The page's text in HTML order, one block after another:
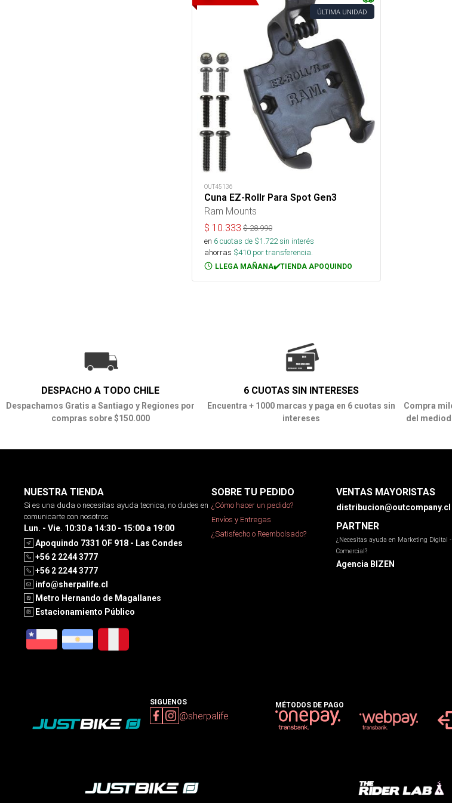
ÚLTIMA UNIDAD
OUT45136
Cuna EZ-Rollr Para Spot Gen3
Ram Mounts
$ 10.333 $28.990
en 6cuotas de $1.722sin interés
ahorras $410 por transferencia.
LLEGA MAÑANA✔️TIENDA APOQUINDO
DESPACHO A TODO CHILE
Despachamos Gratis a Santiago y Regiones por
compras sobre $150.000
6 CUOTAS SIN INTERESES
Encuentra + 1000 marcas y paga en 6 cuotas sin
intereses
Compra
del
NUESTRA TIENDA
Si es una duda o necesitas ayuda tecnica, no dudes en
comunicarte con nosotros
Lun. - Vie. 10:30 a 14:30 - 15:00 a 19:00
Apoquindo 7331 OF 918 - Las Condes
+56 2 2244 3777
+56 2 2244 3777
info@sherpalife.cl
Metro Hernando de Magallanes
Estacionamiento Público
SOBRE TU PEDIDO
¿Cómo hacer un pedido?
Envíos y Entregas
¿Satisfecho o Reembolsado?
VENTAS MAYORISTAS
distribucion@outcompany.cl
PARTNER
¿Necesitas ayuda en Marketing Digital -
Comercial?
Agencia BIZEN
SIGUENOS
@sherpalife
MÉTODOS DE PAGO